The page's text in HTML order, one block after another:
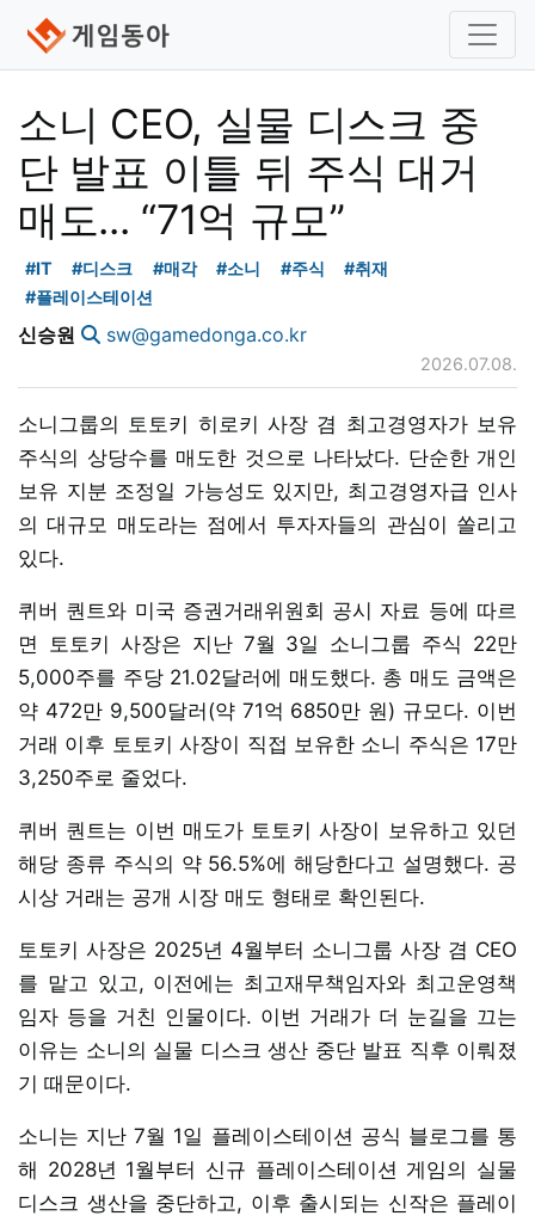
소니 CEO, 실물 디스크 중
단 발표 이틀 뒤 주식 대거
매도... “71억 규모”
#IT #디스크 #매각 #소니 #주식
#취재
#플레이스테이션
신승원 sw@gamedonga.co.kr
2026.07.08.
소니그룹의 토토키 히로키 사장 겸 최고경영자가 보유
주식의 상당수를 매도한 것으로 나타났다. 단순한 개인
보유 지분 조정일 가능성도 있지만, 최고경영자급 인사
의 대규모 매도라는 점에서 투자자들의 관심이 쏠리고
있다.
퀴버 퀀트와 미국 증권거래위원회 공시 자료 등에 따르
면 토토키 사장은 지난 7월 3일 소니그룹 주식 22만
5,000주를 주당 21.02달러에 매도했다. 총 매도 금액은
약 472만 9,500달러(약 71억 6850만 원) 규모다. 이번
거래 이후 토토키 사장이 직접 보유한 소니 주식은 17만
3,250주로 줄었다.
퀴버 퀀트는 이번 매도가 토토키 사장이 보유하고 있던
해당 종류 주식의 약 56.5%에 해당한다고 설명했다. 공
시상 거래는 공개 시장 매도 형태로 확인된다.
토토키 사장은 2025년 4월부터 소니그룹 사장 겸 CEO
를 맡고 있고, 이전에는 최고재무책임자와 최고운영책
임자 등을 거친 인물이다. 이번 거래가 더 눈길을 끄는
이유는 소니의 실물 디스크 생산 중단 발표 직후 이뤄졌
기 때문이다.
소니는 지난 7월 1일 플레이스테이션 공식 블로그를 통
해 2028년 1월부터 신규 플레이스테이션 게임의 실물
디스크 생산을 중단하고, 이후 출시되는 신작은 플레이